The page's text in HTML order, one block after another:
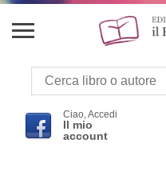
Ciao, Accedi
Il mio
account